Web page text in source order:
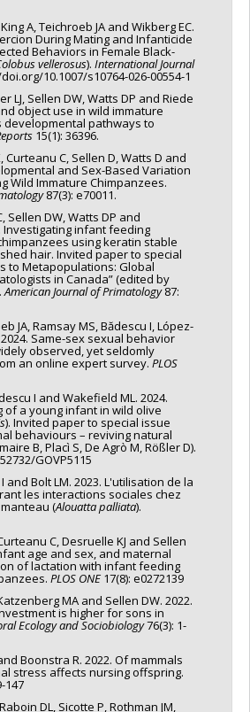
A, Teichroeb JA and Wikberg EC.
During Mating and Infanticide
Behaviors in Female Black-
vellerosus). International Journal
10.1007/s10764-026-00554-1
LJ, Sellen DW, Watts DP and Riede
object use in wild immature
pathways to
15(1): 36396.
Curteanu C, Sellen D, Watts D and
and Sex-Based Variation
Wild Immature Chimpanzees.
87(3): e70011.
Sellen DW, Watts DP and
Investigating infant feeding
using keratin stable
hair. Invited paper to special
to Metapopulations: Global
in Canada” (edited by
American Journal of Primatology87:
JA, Ramsay MS, Bădescu I, López-
Same-sex sexual behavior
observed, yet seldomly
an online expert survey.PLOS
I and Wakefield ML. 2024.
a young infant in wild olive
). Invited paper to special issue
behaviours – reviving natural
B, Placì S, De Agrò M, Rößler D).
GOVP5115
and Bolt LM. 2023. L'utilisation de la
les interactions sociales chez
(Alouatta palliata).
C, Desruelle KJ and Sellen
age and sex, and maternal
of lactation with infant feeding
PLOS ONE 17(8): e0272139
MA and Sellen DW. 2022.
is higher for sons in
Ecology and Sociobiology76(3): 1-
Boonstra R. 2022. Of mammals
stress affects nursing offspring.
147
DL, Sicotte P, Rothman JM,